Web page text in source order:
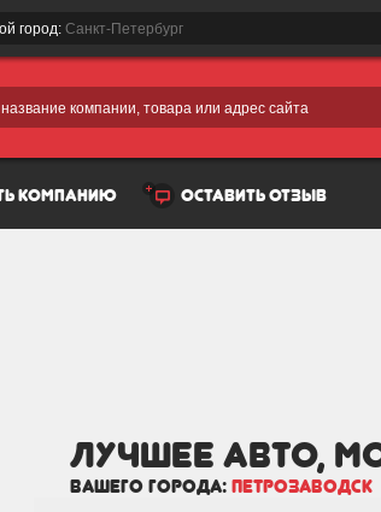
компании, товара или адрес сайта
город: Санкт-Петербург
компанию оставить отзыв
лучшее Авто,
вашего города: Петрозаводск